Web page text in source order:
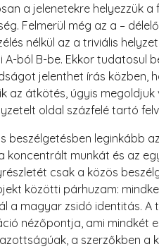
a jelenetekre helyezzük a
Felmerül még az a –
nélkül az a triviális
A-ból B-be. Ekkor tudatosul
jelenthet írás közben,
az átkötés, úgyis
oldal százfelé tartó
beszélgetésben leginkább
koncentrált munkát és az
csak a közös
közötti párhuzam:
a magyar zsidó identitás. A
nézőpontja, ami mindkét
a szerzőkben a